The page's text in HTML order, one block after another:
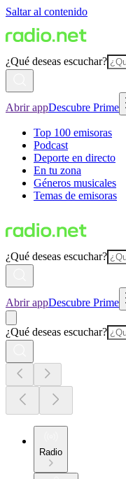
Saltar al contenido
¿Qué deseas escuchar?
Abrir appDescubre Prime
Top 100 emisoras
Podcast
Deporte en directo
En tu zona
Géneros musicales
Temas de emisoras
¿Qué deseas escuchar?
Abrir appDescubre Prime
¿Qué deseas escuchar?
Radio